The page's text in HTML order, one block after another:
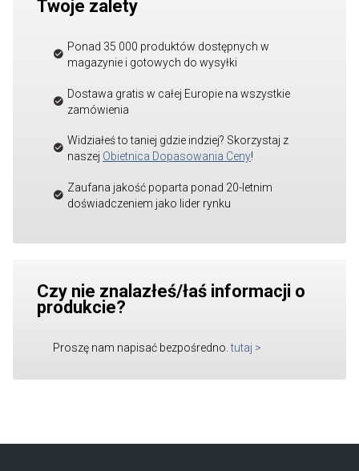
Twoje zalety
Ponad 35 000 produktów dostępnych w
magazynie i gotowych do wysyłki
Dostawa gratis w całej Europie na wszystkie
zamówienia
Widziałeś to taniej gdzie indziej? Skorzystaj z
naszej Obietnica Dopasowania Ceny!
Zaufana jakość poparta ponad 20-letnim
doświadczeniem jako lider rynku
Czy nie znalazłeś/łaś informacji o
produkcie?
Proszę nam napisać bezpośredno. tutaj >